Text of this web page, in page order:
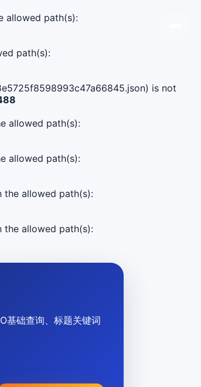
allowed path(s):
path(s):
is not
allowed path(s):
allowed path(s):
the allowed path(s):
the allowed path(s):
基础查询、标题关键词